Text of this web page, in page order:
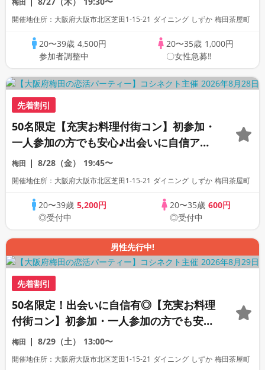
梅田
開催地住所：大阪府大阪市北区芝田1-15-21 ダイニング しずか 梅田茶屋町
20〜39歳 4,500円
参加者調整中
20〜35歳 1,000円
〇女性急募‼
先着割引
50名限定【充実お料理付街コン】初参加・
一人参加の方でも安心♪出会いに自信アリ
◎たくさんの異性と出会えると評判の恋活
合コンパーティー！
梅田 8/28（金） 19:45〜
開催地住所：大阪府大阪市北区芝田1-15-21 ダイニング しずか 梅田茶屋町
20〜39歳5,200円
◎受付中
20〜35歳 600円
◎受付中
男性先行中!
先着割引
50名限定！出会いに自信有◎【充実お料理
付街コン】初参加・一人参加の方でも安心
♪すごく出会えると評判の恋活合コンパー
ティー！
梅田 8/29（土） 13:00〜
開催地住所：大阪府大阪市北区芝田1-15-21 ダイニング しずか 梅田茶屋町